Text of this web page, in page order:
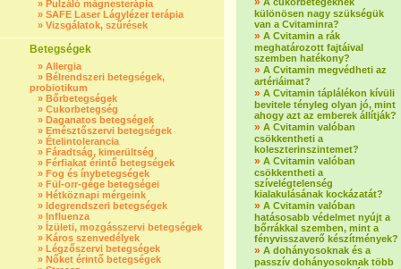
» Pulzáló mágnesterápia
» SAFE Laser Lágylézer terápia
» Vizsgálatok, szűrések
Betegségek
» Allergia
» Bélrendszeri betegségek,
probiotikum
» Bőrbetegségek
» Cukorbetegség
» Daganatos betegségek
» Emésztőszervi betegségek
» Ételintolerancia
» Fáradtság, kimerültség
» Férfiakat érintő betegségek
» Fog és ínybetegségek
» Fül-orr-gége betegségei
» Hétköznapi mérgeink
» Idegrendszeri betegségek
» Influenza
» Ízületi, mozgásszervi betegségek
» Káros szenvedélyek
» Légzőszervi betegségek
» Nőket érintő betegségek
különösen nagy szükségük
van a Cvitaminra?
» A Cvitamin a rák
meghatározott fajtáival
szemben hatékony?
» A Cvitamin megvédheti az
artériáimat?
» A Cvitamin táplálékon kívüli
bevitele tényleg olyan jó, mint
ahogy azt az emberek állítják?
» A Cvitamin valóban
csökkentheti a
koleszterinszintemet?
» A Cvitamin valóban
csökkentheti a
szívelégtelenség
kialakulásának kockázatát?
» A Cvitamin valóban
hatásosabb védelmet nyújt a
bőrrákkal szemben, mint a
fényvisszaverő készítmények?
» A dohányosoknak és a
passzív dohányosoknak több